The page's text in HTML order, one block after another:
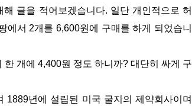
에서 2개를 6,600원에 구매를 하게 되었습니
개에 4,400원 정도 하니까? 대단히 싸게 구
1889년에 설립된 미국 굴지의 제약회사이며